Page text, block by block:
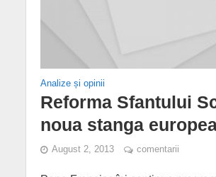
Analize și opinii
Reforma Sfantului
noua stanga
August 2, 2013 comentarii